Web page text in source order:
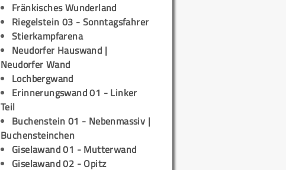
Fränkisches Wunderland
Riegelstein 03 - Sonntagsfahrer
Stierkampfarena
Neudorfer Hauswand |
Neudorfer Wand
Lochbergwand
Erinnerungswand 01 - Linker
Teil
Buchenstein 01 - Nebenmassiv |
Buchensteinchen
Giselawand 01 - Mutterwand
Giselawand 02 - Opitz